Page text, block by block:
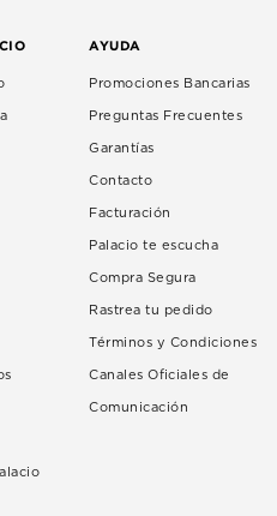
AYUDA
Promociones Bancarias
Preguntas Frecuentes
Garantías
Contacto
Facturación
Palacio te escucha
Compra Segura
Rastrea tu pedido
Términos y Condiciones
Canales Oficiales de
Comunicación